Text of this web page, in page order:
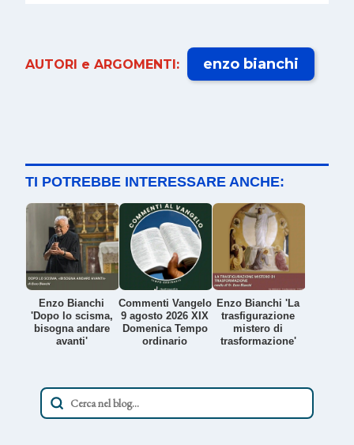
AUTORI e ARGOMENTI: enzo bianchi
TI POTREBBE INTERESSARE ANCHE:
Enzo Bianchi
'Dopo lo scisma,
bisogna andare
avanti'
Commenti Vangelo
9 agosto 2026 XIX
Domenica Tempo
ordinario
Enzo Bianchi 'La
trasfigurazione
mistero di
trasformazione'